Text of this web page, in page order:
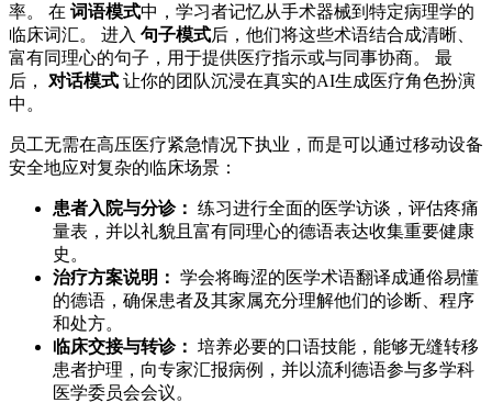
率。 在 词语模式中，学习者记忆从手术器械到特定病理学的
临床词汇。 进入 句子模式后，他们将这些术语结合成清晰、
富有同理心的句子，用于提供医疗指示或与同事协商。 最
后， 对话模式 让你的团队沉浸在真实的AI生成医疗角色扮演
中。
员工无需在高压医疗紧急情况下执业，而是可以通过移动设备
安全地应对复杂的临床场景：
患者入院与分诊： 练习进行全面的医学访谈，评估疼痛
量表，并以礼貌且富有同理心的德语表达收集重要健康
史。
治疗方案说明： 学会将晦涩的医学术语翻译成通俗易懂
的德语，确保患者及其家属充分理解他们的诊断、程序
和处方。
临床交接与转诊： 培养必要的口语技能，能够无缝转移
患者护理，向专家汇报病例，并以流利德语参与多学科
医学委员会会议。